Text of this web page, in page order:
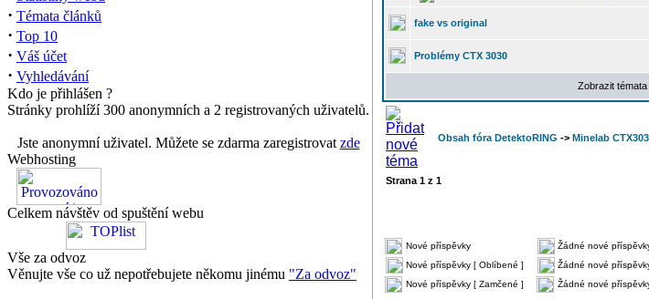
· Témata článků
· Top 10
· Váš účet
· Vyhledávání
Kdo je přihlášen ?
Stránky prohlíží 300 anonymních a 2 registrovaných uživatelů.
Jste anonymní uživatel. Můžete se zdarma zaregistrovat zde
Webhosting
Celkem návštěv od spuštění webu
Vše za odvoz
Věnujte vše co už nepotřebujete někomu jinému "Za odvoz"
fake vs original
Problémy CTX 3030
Zobrazit
Obsah fóra DetektoRING -> Minelab
Strana 1 z 1
Nové příspěvky Žádné nové
Nové příspěvky [ Oblíbené ]
Žádné nové
Nové příspěvky [ Zamčené ]
Žádné nové